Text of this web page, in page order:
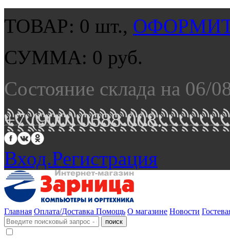
ТОВАР: 0 шт.,
СУММА: 0 руб.
Состояние склада на 06/
+7 (900) 0688 008.
Вход.Регистрация
Главная Оплата/Доставка Помощь О магазине Новости